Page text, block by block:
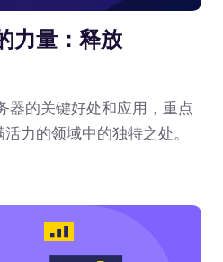
力量：释放
器的关键好处和应用，重点
力的领域中的独特之处。